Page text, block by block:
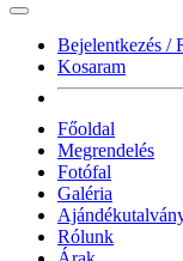
Bejelentkezés /
Kosaram
Főoldal
Megrendelés
Fotófal
Galéria
Rólunk